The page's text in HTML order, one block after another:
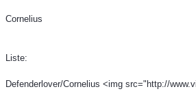
Cornelius
Liste:
Defenderlover/Cornelius <img src="http://